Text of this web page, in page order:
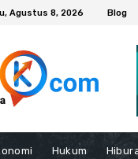
Agustus 8, 2026 Blog
Hukum